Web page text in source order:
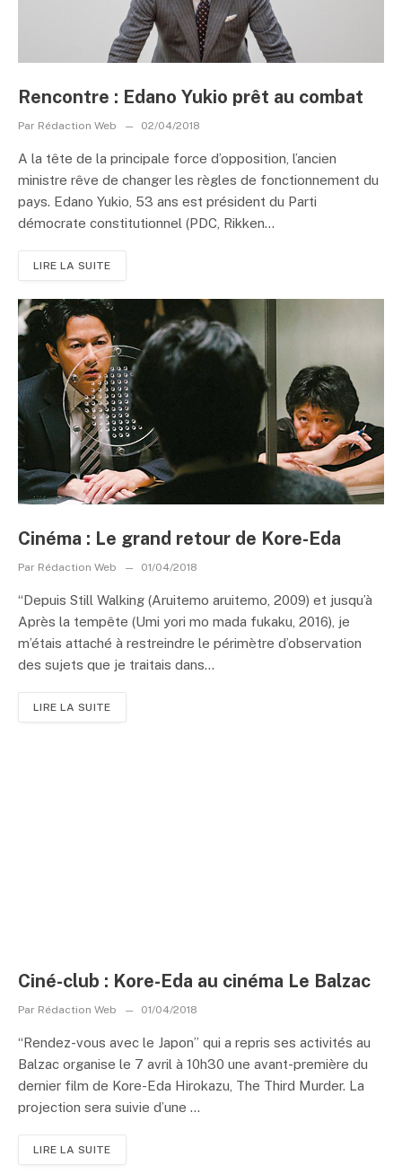
Rencontre : Edano Yukio prêt au combat
Par Rédaction Web 02/04/2018
A la tête de la principale force d’opposition, l’ancien
ministre rêve de changer les règles de fonctionnement du
pays. Edano Yukio, 53 ans est président du Parti
démocrate constitutionnel (PDC, Rikken...
LIRE LA SUITE
Cinéma : Le grand retour de Kore-Eda
Par Rédaction Web 01/04/2018
“Depuis Still Walking (Aruitemo aruitemo, 2009) et jusqu’à
Après la tempête (Umi yori mo mada fukaku, 2016), je
m’étais attaché à restreindre le périmètre d’observation
des sujets que je traitais dans...
LIRE LA SUITE
Ciné-club : Kore-Eda au cinéma Le Balzac
Par Rédaction Web 01/04/2018
“Rendez-vous avec le Japon” qui a repris ses activités au
Balzac organise le 7 avril à 10h30 une avant-première du
dernier film de Kore-Eda Hirokazu, The Third Murder. La
projection sera suivie d’une ...
LIRE LA SUITE